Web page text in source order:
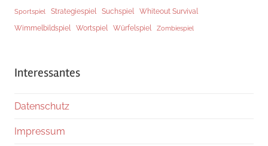
Sportspiel Strategiespiel Suchspiel
Whiteout Survival
Wimmelbildspiel
Wortspiel Würfelspiel Zombiespiel
Interessantes
Datenschutz
Impressum